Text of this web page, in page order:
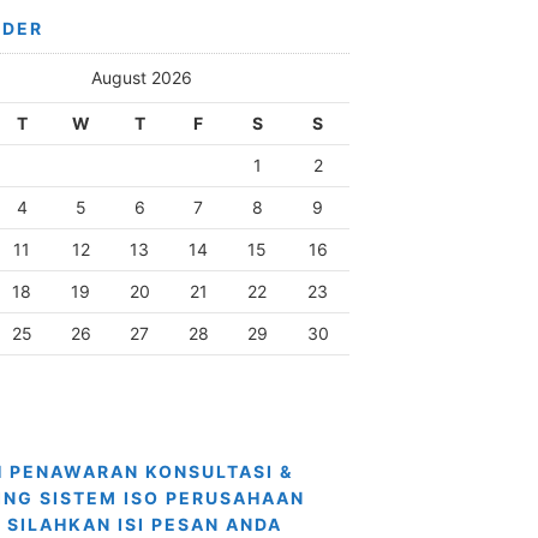
August 2026
T W T F S S
1 2
4 5 6 7 8 9
11 12 13 14 15 16
18 19 20 21 22 23
25 26 27 28 29 30
PENAWARAN KONSULTASI &
SISTEM ISO PERUSAHAAN
SILAHKAN ISI PESAN ANDA